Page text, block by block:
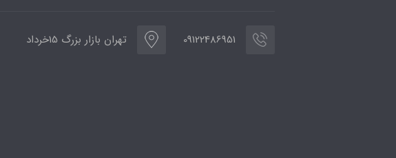
09122486951 تهران بازار بزرگ 15خرداد